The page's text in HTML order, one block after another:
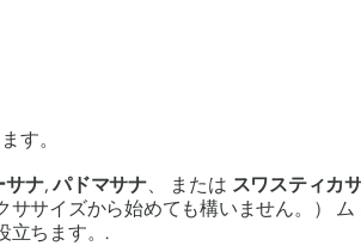
す。
サナ,パドマサナ、 または スワスティカ
サイズから始めても構いません。） ム
立ちます。.